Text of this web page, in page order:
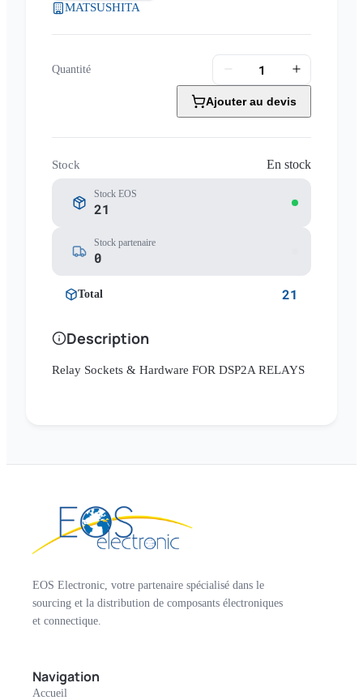
MATSUSHITA
Quantité
Ajouter au devis
Stock En stock
Stock EOS
21
Stock partenaire
0
Total 21
Description
Relay Sockets & Hardware FOR DSP2A RELAYS
EOS Electronic, votre partenaire spécialisé dans le
sourcing et la distribution de composants électroniques
et connectique.
Navigation
Accueil